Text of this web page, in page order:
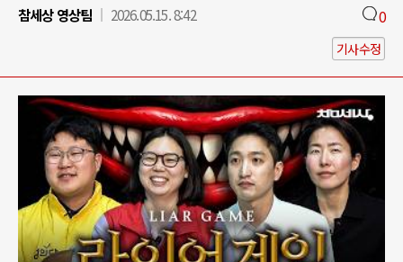
참세상 영상팀
2026.05.15. 8:42 0
기사수정